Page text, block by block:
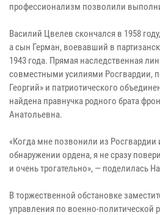
профессионализм позволили
Василий Цвелев скончался в 1958
а сын Герман, воевавший в
1943 года. Прямая наследственная
совместными усилиями Росгвардии,
Георгий» и патриотического
найдена правнучка родного брата
Анатольевна.
«Когда мне позвонили из
обнаружении ордена, я не сразу
и очень трогательно», — поделилась
В торжественной обстановке
управления по военно-политической